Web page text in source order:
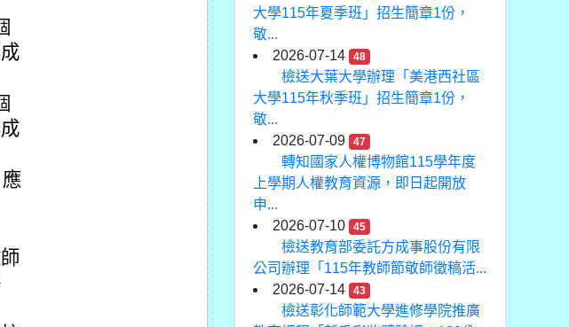
大學115年夏季班」招生簡章1份，
敬...
2026-07-14
48
檢送大葉大學辦理「美港西社區
大學115年秋季班」招生簡章1份，
敬...
2026-07-09
47
轉知國家人權博物館115學年度
上學期人權教育資源，即日起開放
申...
2026-07-10
45
檢送教育部委託方成事股份有限
公司辦理「115年教師節敬師徵稿活...
2026-07-14
43
檢送彰化師範大學進修學院推廣